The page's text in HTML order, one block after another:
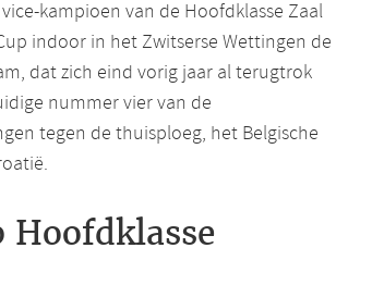
kampioen van de Hoofdklasse Zaal
indoor in het Zwitserse Wettingen de
dat zich eind vorig jaar al terugtrok
nummer vier van de
tegen de thuisploeg, het Belgische